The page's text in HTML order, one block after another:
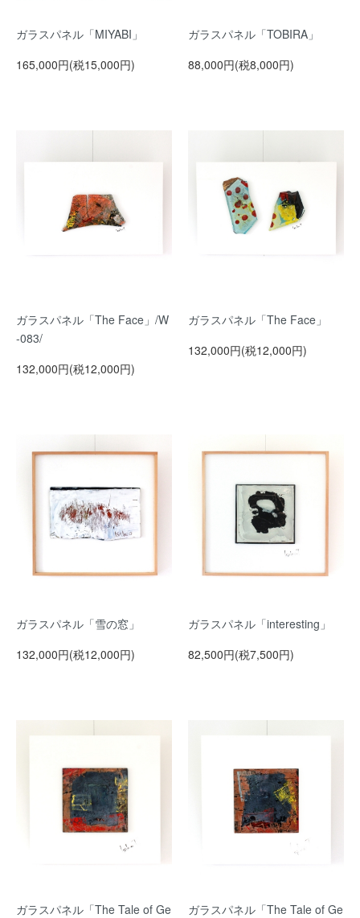
ガラスパネル「MIYABI」
165,000円(税15,000円)
ガラスパネル「TOBIRA」
88,000円(税8,000円)
ガラスパネル「The Face」/W
-083/
132,000円(税12,000円)
ガラスパネル「The Face」
132,000円(税12,000円)
ガラスパネル「雪の窓」
132,000円(税12,000円)
ガラスパネル「interesting」
82,500円(税7,500円)
ガラスパネル「The Tale of Ge
ガラスパネル「The Tale of Ge